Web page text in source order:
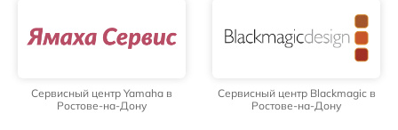
Сервисный центр Yamaha в
Ростове-на-Дону
Сервисный центр Blackmagic в
Ростове-на-Дону